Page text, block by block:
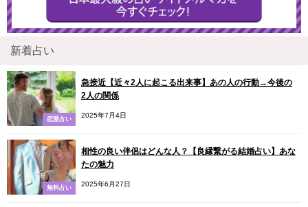
新着占い
恋愛占い
急接近【近々2人に起こる出来事】あの人の行動→今後の
2人の関係
2025年7月4日
無料占い
相性の良い伴侶はどんな人？【良縁繋がる結婚占い】あな
たの魅力
2025年6月27日